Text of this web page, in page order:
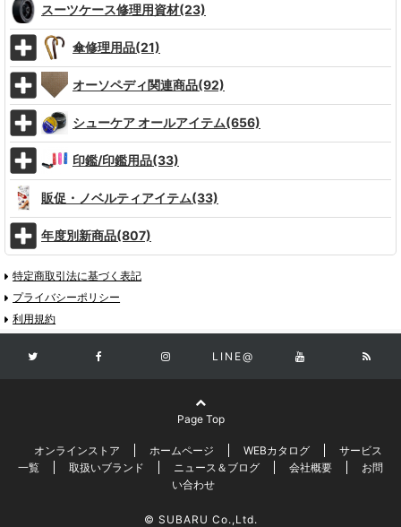
スーツケース修理用資材(23)
傘修理用品(21)
オーソペディ関連商品(92)
シューケア オールアイテム(656)
印鑑/印鑑用品(33)
販促・ノベルティアイテム(33)
年度別新商品(807)
特定商取引法に基づく表記
プライバシーポリシー
利用規約
LINE@
Page Top
オンラインストア ホームページ WEBカタログ
サービス
一覧
取扱いブランド ニュース＆ブログ 会社概要
お問
い合わせ
© SUBARU Co.,Ltd.